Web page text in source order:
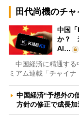
田代尚機のチ
中国
か？
AI…
中国経済に精通する
ミアム連載「チャイ
中国経済“予想外の
方針の修正で成長